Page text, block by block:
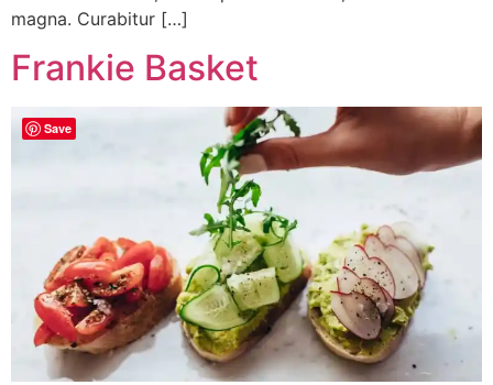
magna. Curabitur […]
Frankie Basket
Save